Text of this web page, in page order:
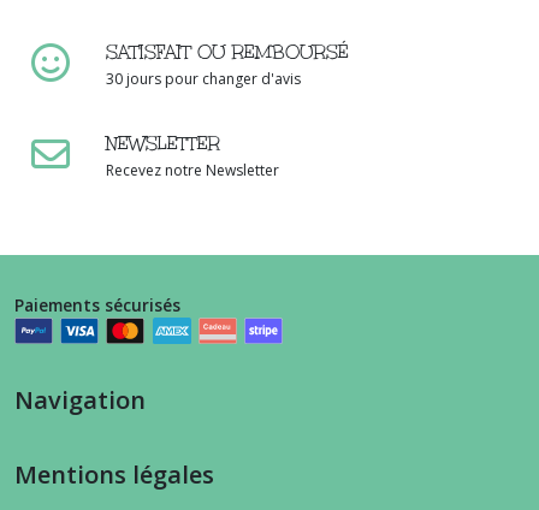
SATISFAIT OU REMBOURSÉ
30 jours pour changer d'avis
NEWSLETTER
Recevez notre Newsletter
Paiements sécurisés
Navigation
Mentions légales